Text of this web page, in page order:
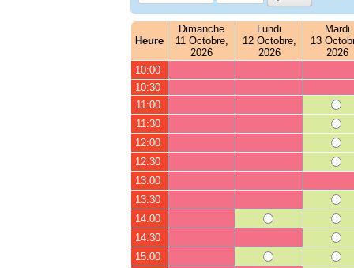
Heure
Dimanche
11 Octobre,
2026
Lundi
12 Octobre,
2026
Mardi
13
2026
10:00
10:30
11:00
11:30
12:00
12:30
13:00
13:30
14:00
14:30
15:00